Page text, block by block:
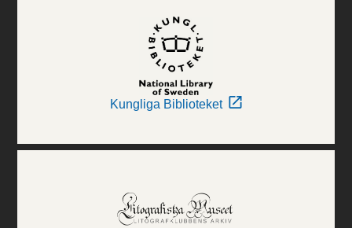
Kungliga Biblioteket